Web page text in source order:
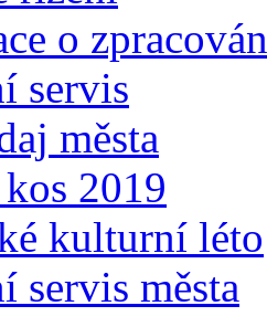
o
servis
města
2019
kulturní léto
servis města